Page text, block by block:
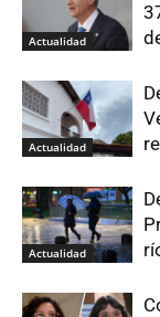
Actualidad
Actualidad
Actualidad